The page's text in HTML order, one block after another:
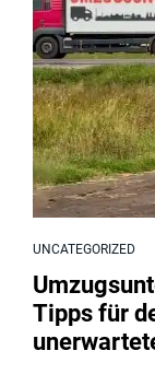
UNCATEGORIZED
Tipps für